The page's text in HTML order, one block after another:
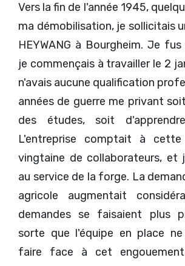
Vers la fin de l'année 1945,
ma démobilisation, je sollicitais
HEYWANG à Bourgheim. Je
je commençais à travailler le 2
n'avais aucune qualification
années de guerre me privant
des études, soit
L'entreprise comptait à
vingtaine de collaborateurs, et
au service de la forge. La
agricole augmentait
demandes se faisaient plus
sorte que l'équipe en place
faire face à cet